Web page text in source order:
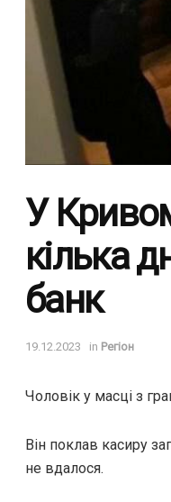
У
кілька
банк
19.12.2023 in Регіон
Чоловік у масці з
Він поклав касиру
не вдалося.